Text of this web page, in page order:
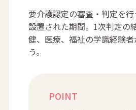
要介護認定の審査・判定を
設置された期間。1次判定の
健、医療、福祉の学識経験
う。
POINT